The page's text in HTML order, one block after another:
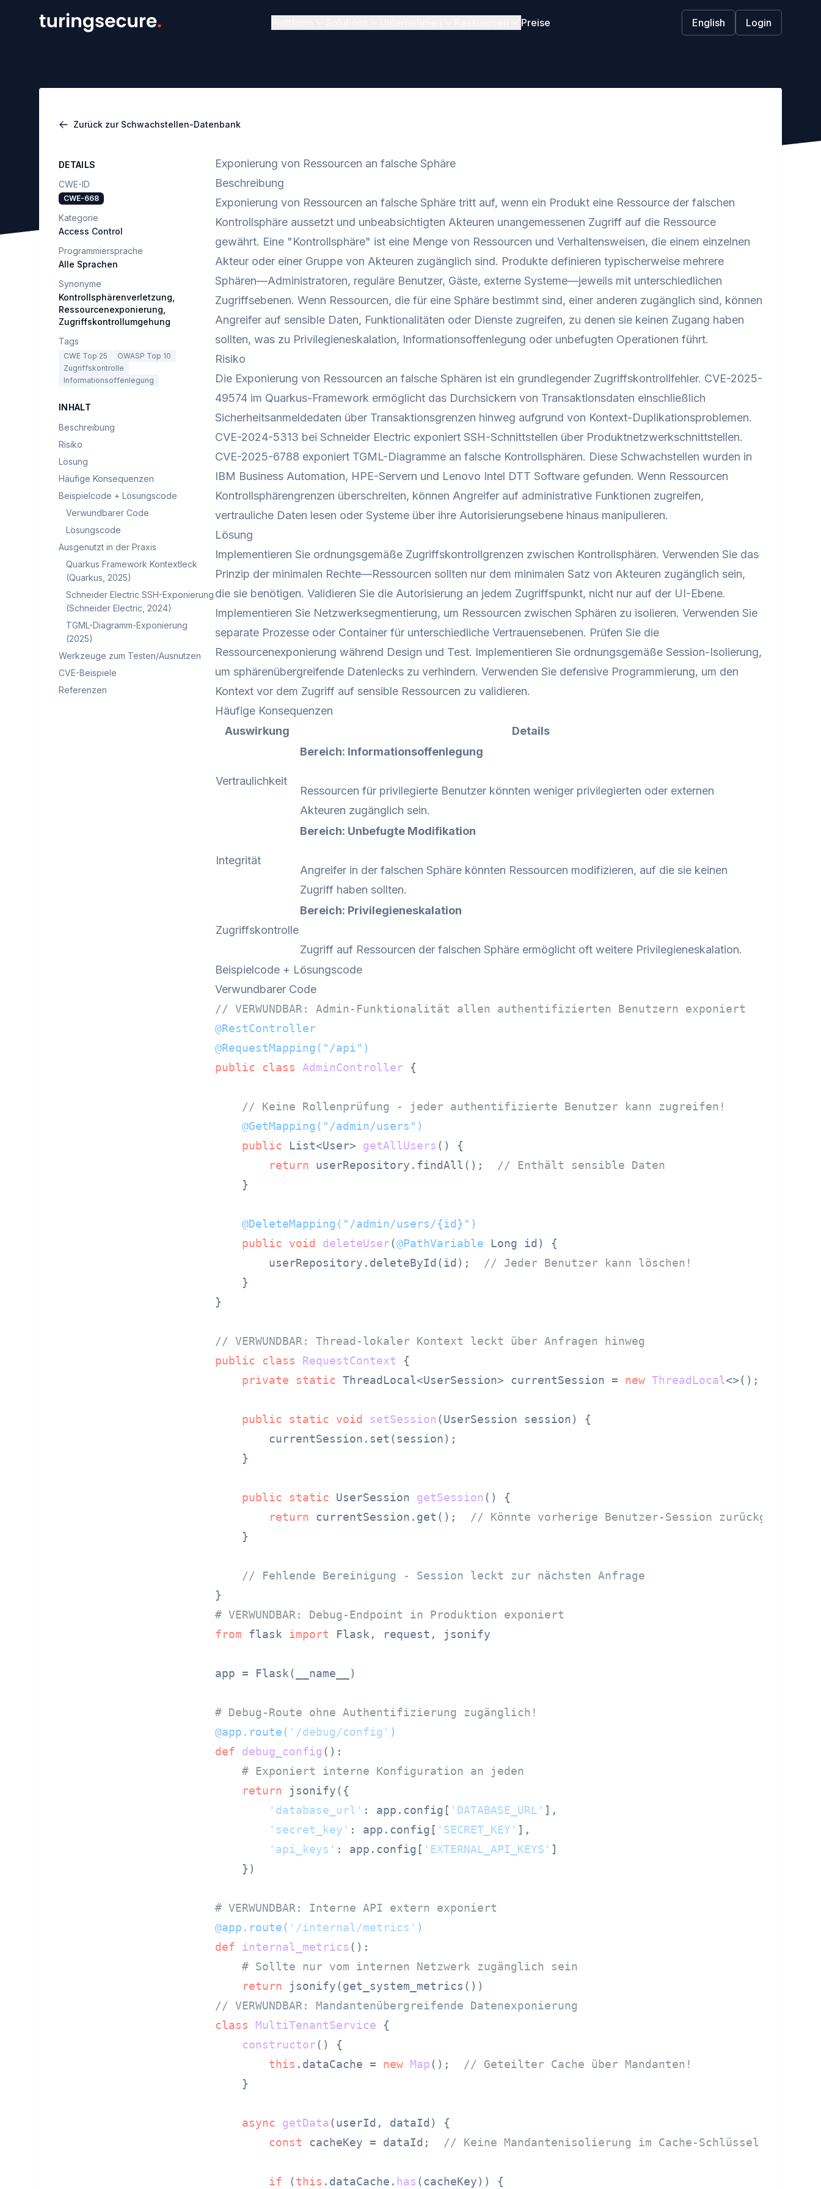
Preise English Login
Zurück zur Schwachstellen-Datenbank
DETAILS
CWE-ID
CWE-668
Kategorie
Access Control
Programmiersprache
Alle Sprachen
Synonyme
Kontrollsphärenverletzung,
Ressourcenexponierung,
Zugriffskontrollumgehung
Tags
CWE Top 25
OWASP Top 10
Zugriffskontrolle
Informationsoffenlegung
INHALT
Beschreibung
Risiko
Lösung
Häufige Konsequenzen
Beispielcode + Lösungscode
Verwundbarer Code
Lösungscode
Ausgenutzt in der Praxis
Quarkus Framework Kontextleck
(Quarkus, 2025)
Schneider Electric SSH-Exponierung
(Schneider Electric, 2024)
TGML-Diagramm-Exponierung
(2025)
Werkzeuge zum Testen/Ausnutzen
CVE-Beispiele
Referenzen
Exponierung von Ressourcen an falsche Sphäre
Beschreibung
Exponierung von Ressourcen an falsche Sphäre tritt auf, wenn ein Produkt eine Ressource der falschen
Kontrollsphäre aussetzt und unbeabsichtigten Akteuren unangemessenen Zugriff auf die Ressource
gewährt. Eine "Kontrollsphäre" ist eine Menge von Ressourcen und Verhaltensweisen, die einem einzelnen
Akteur oder einer Gruppe von Akteuren zugänglich sind. Produkte definieren typischerweise mehrere
Sphären—Administratoren, reguläre Benutzer, Gäste, externe Systeme—jeweils mit unterschiedlichen
Zugriffsebenen. Wenn Ressourcen, die für eine Sphäre bestimmt sind, einer anderen zugänglich sind, können
Angreifer auf sensible Daten, Funktionalitäten oder Dienste zugreifen, zu denen sie keinen Zugang haben
sollten, was zu Privilegieneskalation, Informationsoffenlegung oder unbefugten Operationen führt.
Risiko
Die Exponierung von Ressourcen an falsche Sphären ist ein grundlegender Zugriffskontrollfehler. CVE-2025-
49574 im Quarkus-Framework ermöglicht das Durchsickern von Transaktionsdaten einschließlich
Sicherheitsanmeldedaten über Transaktionsgrenzen hinweg aufgrund von Kontext-Duplikationsproblemen.
CVE-2024-5313 bei Schneider Electric exponiert SSH-Schnittstellen über Produktnetzwerkschnittstellen.
CVE-2025-6788 exponiert TGML-Diagramme an falsche Kontrollsphären. Diese Schwachstellen wurden in
IBM Business Automation, HPE-Servern und Lenovo Intel DTT Software gefunden. Wenn Ressourcen
Kontrollsphärengrenzen überschreiten, können Angreifer auf administrative Funktionen zugreifen,
vertrauliche Daten lesen oder Systeme über ihre Autorisierungsebene hinaus manipulieren.
Lösung
Implementieren Sie ordnungsgemäße Zugriffskontrollgrenzen zwischen Kontrollsphären. Verwenden Sie das
Prinzip der minimalen Rechte—Ressourcen sollten nur dem minimalen Satz von Akteuren zugänglich sein,
die sie benötigen. Validieren Sie die Autorisierung an jedem Zugriffspunkt, nicht nur auf der UI-Ebene.
Implementieren Sie Netzwerksegmentierung, um Ressourcen zwischen Sphären zu isolieren. Verwenden Sie
separate Prozesse oder Container für unterschiedliche Vertrauensebenen. Prüfen Sie die
Ressourcenexponierung während Design und Test. Implementieren Sie ordnungsgemäße Session-Isolierung,
um sphärenübergreifende Datenlecks zu verhindern. Verwenden Sie defensive Programmierung, um den
Kontext vor dem Zugriff auf sensible Ressourcen zu validieren.
Häufige Konsequenzen
Auswirkung
Details
Vertraulichkeit
Bereich: Informationsoffenlegung
Ressourcen für privilegierte Benutzer könnten weniger privilegierten oder externen
Akteuren zugänglich sein.
Integrität
Bereich: Unbefugte Modifikation
Angreifer in der falschen Sphäre könnten Ressourcen modifizieren, auf die sie keinen
Zugriff haben sollten.
Zugriffskontrolle
Bereich: Privilegieneskalation
Zugriff auf Ressourcen der falschen Sphäre ermöglicht oft weitere Privilegieneskalation.
Beispielcode + Lösungscode
Verwundbarer Code
// VERWUNDBAR: Admin-Funktionalität allen authentifizierten Benutzern exponiert
@RestController
@RequestMapping("/api")
public
class AdminController {
// Keine Rollenprüfung - jeder authentifizierte Benutzer kann zugreifen!
@GetMapping("/admin/users")
public List<User> getAllUsers ()
{
return userRepository.findAll(); // Enthält sensible Daten
    }
@DeleteMapping("/admin/users/{id}")
public
void deleteUser(@PathVariable Long id)
{
        userRepository.deleteById(id);
// Jeder Benutzer kann löschen!
    }
}
// VERWUNDBAR: Thread-lokaler Kontext leckt über Anfragen hinweg
public
class RequestContext {
private
static ThreadLocal<UserSession> currentSession = new ThreadLocal<>();
public static void setSession (UserSession session)
{
        currentSession.set(session);
    }
public static UserSession getSession ()
{
return currentSession.get(); // Könnte vorherige Benutzer-Session zurückgeben!
    }
// Fehlende Bereinigung - Session leckt zur nächsten Anfrage
# VERWUNDBAR: Debug-Endpoint in Produktion exponiert
from flask import Flask, request, jsonify
app = Flask(__name__)
# Debug-Route ohne Authentifizierung zugänglich!
@app.route( '/debug/config' )
def
debug_config ():
# Exponiert interne Konfiguration an jeden
return jsonify({
'database_url' : app.config[ 'DATABASE_URL' ],
'secret_key' : app.config[ 'SECRET_KEY' ],
'api_keys' : app.config[ 'EXTERNAL_API_KEYS' ]
    })
# VERWUNDBAR: Interne API extern exponiert
@app.route( '/internal/metrics' )
def
internal_metrics ():
# Sollte nur vom internen Netzwerk zugänglich sein
return
// VERWUNDBAR: Mandantenübergreifende Datenexponierung
class
MultiTenantService {
constructor( ) {
this . dataCache = new Map(); // Geteilter Cache über Mandanten!
    }
async getData(userId, dataId ) {
const cacheKey = dataId; // Keine Mandantenisolierung im Cache-Schlüssel
if (this . dataCache . has (cacheKey)) {